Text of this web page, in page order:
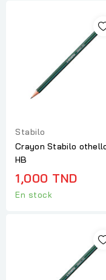
Stabilo
Crayon Stabilo
HB
1,000 TND
En stock